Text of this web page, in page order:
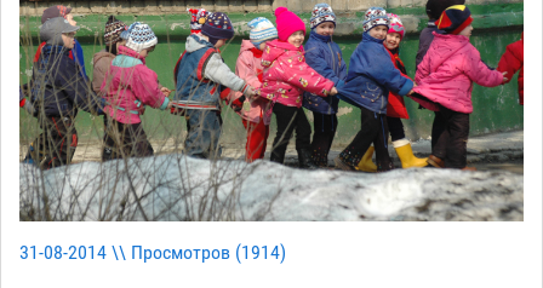
31-08-2014 \\ Просмотров (1914)